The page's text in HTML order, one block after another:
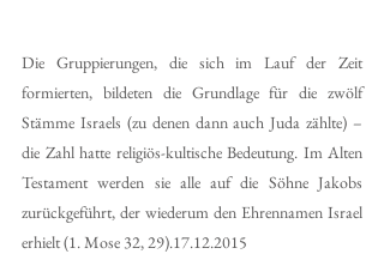
Die Gruppierungen, die sich im Lauf der Zeit
formierten, bildeten die Grundlage für die zwölf
Stämme Israels (zu denen dann auch Juda zählte) –
die Zahl hatte religiös-kultische Bedeutung. Im Alten
Testament werden sie alle auf die Söhne Jakobs
zurückgeführt, der wiederum den Ehrennamen Israel
erhielt (1. Mose 32, 29).17.12.2015